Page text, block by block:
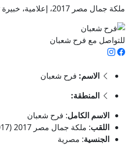
ملكة جمال مصر 2017، إعلامية، خبيرة تجميل، مؤثرة اجتماعية
للتواصل مع فرح شعبان
الاسم: فرح شعبان
المنطقة:
الاسم الكامل: فرح شعبان
اللقب: ملكة جمال مصر 2017 (Miss Egypt World 2017)
الجنسية: مصرية